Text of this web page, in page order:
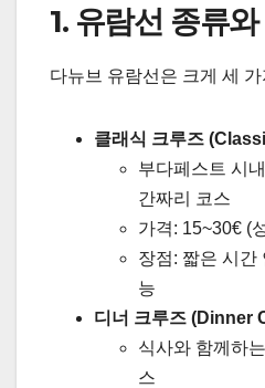
1. 유람선 종류
다뉴브 유람선은 크게 세
클래식 크루즈
부다페스트 시
간짜리 코스
가격: 15~30€ (
장점: 짧은 시간
능
디너 크루즈 (Dinner
식사와 함께하
스